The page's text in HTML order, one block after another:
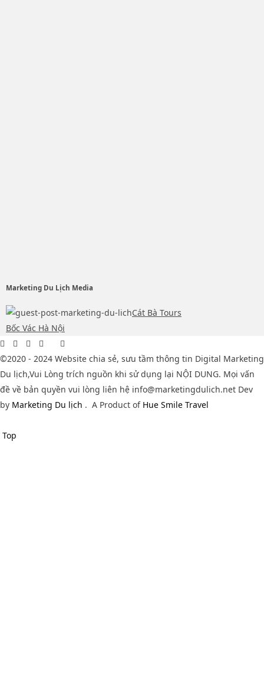
Marketing Du Lịch Media
Cát Bà Tours
Bốc Vác Hà Nội
©2020 - 2024 Website chia sẻ, sưu tầm thông tin Digital Marketing
Du lịch,Vui Lòng trích nguồn khi sử dụng lại NỘI DUNG. Mọi vấn
đề về bản quyền vui lòng liên hệ info@marketingdulich.net Dev
by Marketing Du lịch . A Product of Hue Smile Travel
Top